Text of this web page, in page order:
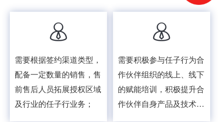
需要根据签约渠道类型，
配备一定数量的销售，售
前售后人员拓展授权区域
及行业的任子行业务；
需要积极参与任子行为合
作伙伴组织的线上、线下
的赋能培训，积极提升合
作伙伴自身产品及技术能